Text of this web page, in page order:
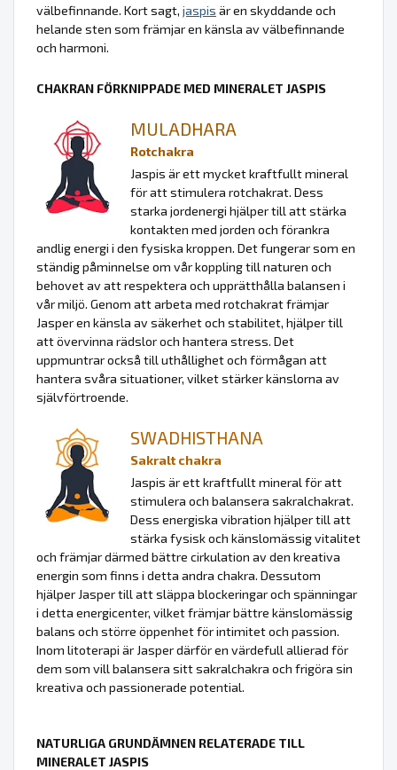
välbefinnande. Kort sagt, jaspis är en skyddande och
helande sten som främjar en känsla av välbefinnande
och harmoni.
CHAKRAN FÖRKNIPPADE MED MINERALET JASPIS
MULADHARA
Rotchakra
Jaspis är ett mycket kraftfullt mineral
för att stimulera rotchakrat. Dess
starka jordenergi hjälper till att stärka
kontakten med jorden och förankra
andlig energi i den fysiska kroppen. Det fungerar som en
ständig påminnelse om vår koppling till naturen och
behovet av att respektera och upprätthålla balansen i
vår miljö. Genom att arbeta med rotchakrat främjar
Jasper en känsla av säkerhet och stabilitet, hjälper till
att övervinna rädslor och hantera stress. Det
uppmuntrar också till uthållighet och förmågan att
hantera svåra situationer, vilket stärker känslorna av
självförtroende.
SWADHISTHANA
Sakralt chakra
Jaspis är ett kraftfullt mineral för att
stimulera och balansera sakralchakrat.
Dess energiska vibration hjälper till att
stärka fysisk och känslomässig vitalitet
och främjar därmed bättre cirkulation av den kreativa
energin som finns i detta andra chakra. Dessutom
hjälper Jasper till att släppa blockeringar och spänningar
i detta energicenter, vilket främjar bättre känslomässig
balans och större öppenhet för intimitet och passion.
Inom litoterapi är Jasper därför en värdefull allierad för
dem som vill balansera sitt sakralchakra och frigöra sin
kreativa och passionerade potential.
NATURLIGA GRUNDÄMNEN RELATERADE TILL
MINERALET JASPIS